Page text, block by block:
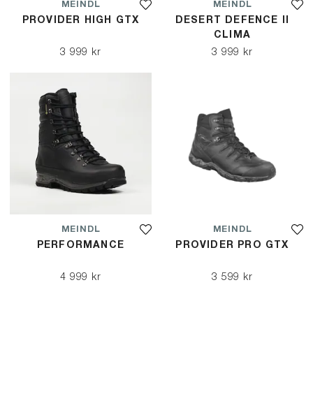
MEINDL
PROVIDER HIGH GTX
3 999 kr
MEINDL
DESERT DEFENCE II
CLIMA
3 999 kr
MEINDL
PERFORMANCE
4 999 kr
MEINDL
PROVIDER PRO GTX
3 599 kr